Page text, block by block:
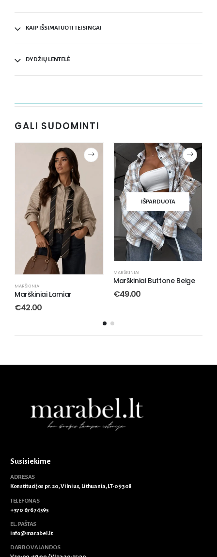
KAIP IŠSIMATUOTI TEISINGAI
DYDŽIŲ LENTELĖ
GALI SUDOMINTI
IŠPARDUOTA
MARŠKINIAI
€49.00 Marškiniai Alli Mint
Susisiekime
ADRESAS
Konstitucijos pr. 20, Vilnius, Lithuania, LT-09308
TELEFONAS
+370 676 74595
EL. PAŠTAS
info@marabel.lt
DARBO VALANDOS